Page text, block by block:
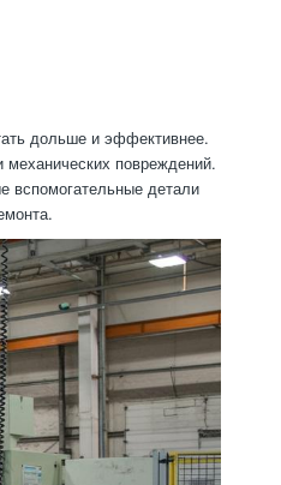
дольше и эффективнее.
повреждений.
вспомогательные детали